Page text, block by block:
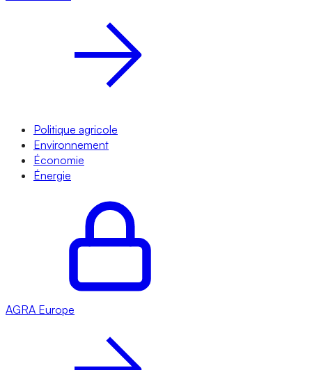
Politique agricole
Environnement
Économie
Énergie
AGRA Europe